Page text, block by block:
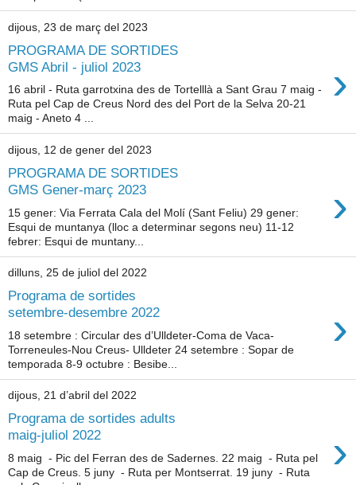
dijous, 23 de març del 2023
PROGRAMA DE SORTIDES
GMS Abril - juliol 2023
›
16 abril - Ruta garrotxina des de Tortelllà a Sant Grau 7 maig -
Ruta pel Cap de Creus Nord des del Port de la Selva 20-21
maig - Aneto 4 ...
dijous, 12 de gener del 2023
PROGRAMA DE SORTIDES
GMS Gener-març 2023
›
15 gener: Via Ferrata Cala del Molí (Sant Feliu) 29 gener:
Esqui de muntanya (lloc a determinar segons neu) 11-12
febrer: Esqui de muntany...
dilluns, 25 de juliol del 2022
Programa de sortides
setembre-desembre 2022
›
18 setembre : Circular des d’Ulldeter-Coma de Vaca-
Torreneules-Nou Creus- Ulldeter 24 setembre : Sopar de
temporada 8-9 octubre : Besibe...
dijous, 21 d’abril del 2022
Programa de sortides adults
maig-juliol 2022
›
8 maig - Pic del Ferran des de Sadernes. 22 maig - Ruta pel
Cap de Creus. 5 juny - Ruta per Montserrat. 19 juny - Ruta